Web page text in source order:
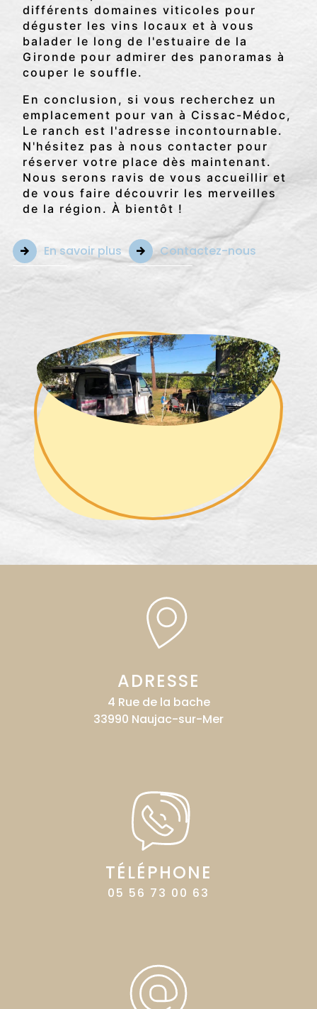
différents domaines viticoles pour
déguster les vins locaux et à vous
balader le long de l'estuaire de la
Gironde pour admirer des panoramas à
couper le souffle.
En conclusion, si vous recherchez un
emplacement pour van à Cissac-Médoc,
Le ranch est l'adresse incontournable.
N'hésitez pas à nous contacter pour
réserver votre place dès maintenant.
Nous serons ravis de vous accueillir et
de vous faire découvrir les merveilles
de la région. À bientôt !
En savoir plus Contactez-nous
ADRESSE
4 Rue de la bache
33990 Naujac-sur-Mer
TÉLÉPHONE
05 56 73 00 63